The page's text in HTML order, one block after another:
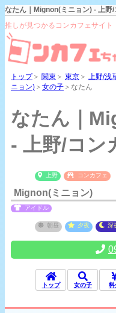
なたん｜Mignon(ミニョン) - 上野/
推しが見つかるコンカフェサイト
トップ＞ 関東 ＞ 東京 ＞ 上野/浅
ニョン) ＞ 女の子 ＞なたん
なたん｜
- 上野/コン
上野 コンカフェ
Mignon(ミニョン)
アイドル
朝昼 夕夜 深
トップ 女の子 料